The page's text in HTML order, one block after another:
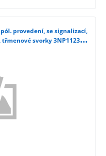
provedení, se signalizací,
svorky 3NP1123-